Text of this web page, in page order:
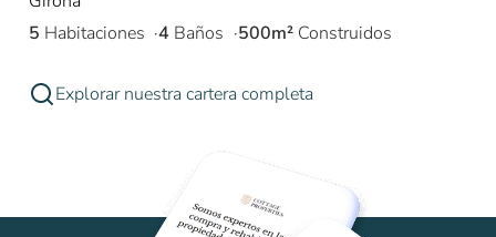
5 Habitaciones 4 Baños 500m² Construidos
Explorar nuestra cartera completa